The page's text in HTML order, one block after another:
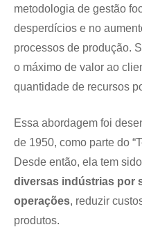
metodologia de gestão
desperdícios e no
processos de produção.
o máximo de valor ao
quantidade de recursos
Essa abordagem foi
de 1950, como parte do
Desde então, ela tem
diversas indústrias por
operações, reduzir
produtos.